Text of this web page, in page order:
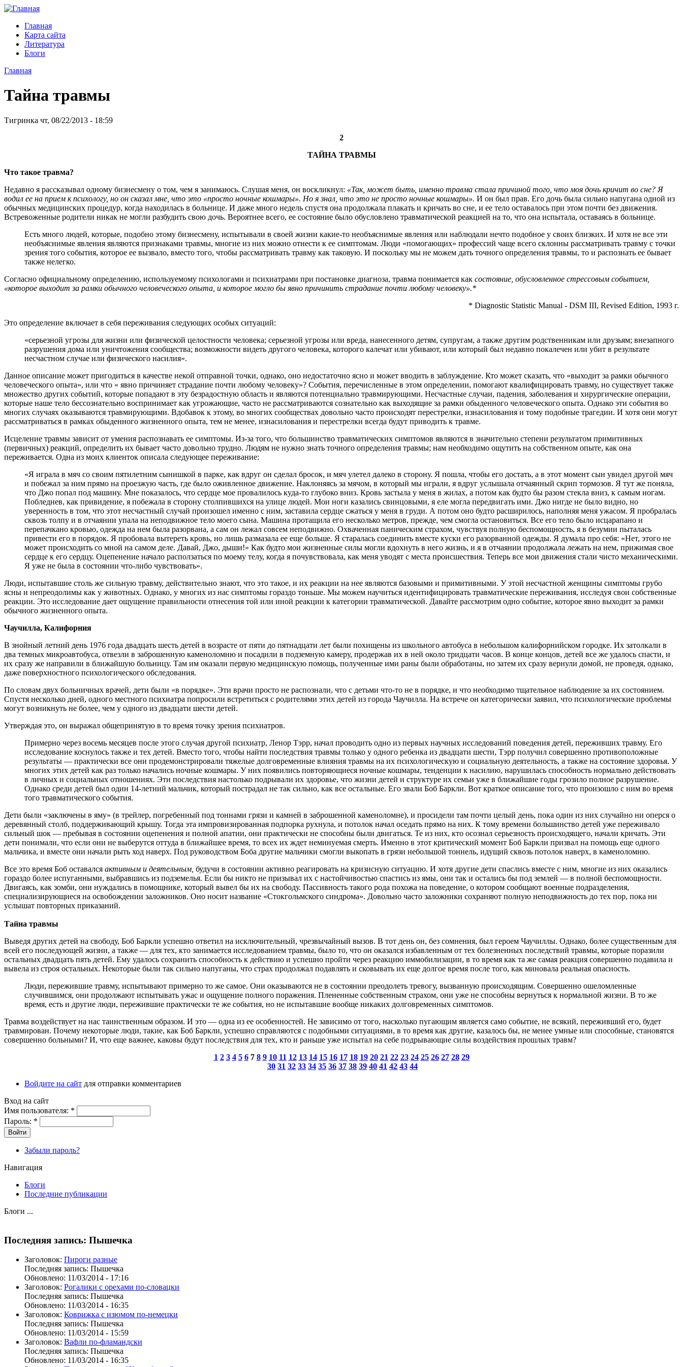
Главная
Карта сайта
Литература
Блоги
Главная
Тайна травмы
Тигринка чт, 08/22/2013 - 18:59
2
ТАЙНА ТРАВМЫ
Что такое травма?
Недавно я рассказывал одному бизнесмену о том, чем я занимаюсь. Слушая меня, он воскликнул: «Так, может быть, именно травма стала причиной того, что моя дочь кричит во сне? Я
водил ее на прием к психологу, но он сказал мне, что это «просто ночные кошмары». Но я знал, что это не просто ночные кошмары». И он был прав. Его дочь была сильно напугана одной из
обычных медицинских процедур, когда находилась в больнице. И даже много недель спустя она продолжала плакать и кричать во сне, и ее тело оставалось при этом почти без движения.
Встревоженные родители никак не могли разбудить свою дочь. Вероятнее всего, ее состояние было обусловлено травматической реакцией на то, что она испытала, оставаясь в больнице.
Есть много людей, которые, подобно этому бизнесмену, испытывали в своей жизни какие-то необъяснимые явления или наблюдали нечто подобное у своих близких. И хотя не все эти
необъяснимые явления являются признаками травмы, многие из них можно отнести к ее симптомам. Люди «помогающих» профессий чаще всего склонны рассматривать травму с точки
зрения того события, которое ее вызвало, вместо того, чтобы рассматривать травму как таковую. И поскольку мы не можем дать точного определения травмы, то и распознать ее бывает
также нелегко.
Согласно официальному определению, используемому психологами и психиатрами при постановке диагноза, травма понимается как состояние, обусловленное стрессовым событием,
«которое выходит за рамки обычного человеческого опыта, и которое могло бы явно причинить страдание почти любому человеку».*
* Diagnostic Statistic Manual - DSM III, Revised Edition, 1993 г.
Это определение включает в себя переживания следующих особых ситуаций:
«серьезной угрозы для жизни или физической целостности человека; серьезной угрозы или вреда, нанесенного детям, супругам, а также другим родственникам или друзьям; внезапного
разрушения дома или уничтожения сообщества; возможности видеть другого человека, которого калечат или убивают, или который был недавно покалечен или убит в результате
несчастном случае или физического насилия».
Данное описание может пригодиться в качестве некой отправной точки, однако, оно недостаточно ясно и может вводить в заблуждение. Кто может сказать, что «выходит за рамки обычного
человеческого опыта», или что « явно причиняет страдание почти любому человеку»? События, перечисленные в этом определении, помогают квалифицировать травму, но существует также
множество других событий, которые попадают в эту безрадостную область и являются потенциально травмирующими. Несчастные случаи, падения, заболевания и хирургические операции,
которые наше тело бессознательно воспринимает как угрожающие, часто не рассматриваются сознательно как выходящие за рамки обыденного человеческого опыта. Однако эти события во
многих случаях оказываются травмирующими. Вдобавок к этому, во многих сообществах довольно часто происходят перестрелки, изнасилования и тому подобные трагедии. И хотя они могут
рассматриваться в рамках обыденного жизненного опыта, тем не менее, изнасилования и перестрелки всегда будут приводить к травме.
Исцеление травмы зависит от умения распознавать ее симптомы. Из-за того, что большинство травматических симптомов являются в значительно степени результатом примитивных
(первичных) реакций, определить их бывает часто довольно трудно. Людям не нужно знать точного определения травмы; нам необходимо ощутить на собственном опыте, как она
переживается. Одна из моих клиенток описала следующее переживание:
«Я играла в мяч со своим пятилетним сынишкой в парке, как вдруг он сделал бросок, и мяч улетел далеко в сторону. Я пошла, чтобы его достать, а в этот момент сын увидел другой мяч
и побежал за ним прямо на проезжую часть, где было оживленное движение. Наклоняясь за мячом, в который мы играли, я вдруг услышала отчаянный скрип тормозов. Я тут же поняла,
что Джо попал под машину. Мне показалось, что сердце мое провалилось куда-то глубоко вниз. Кровь застыла у меня в жилах, а потом как будто бы разом стекла вниз, к самым ногам.
Побледнев, как привидение, я побежала в сторону столпившихся на улице людей. Мои ноги казались свинцовыми, я еле могла передвигать ими. Джо нигде не было видно, но
уверенность в том, что этот несчастный случай произошел именно с ним, заставила сердце сжаться у меня в груди. А потом оно будто расширилось, наполняя меня ужасом. Я пробралась
сквозь толпу и в отчаянии упала на неподвижное тело моего сына. Машина протащила его несколько метров, прежде, чем смогла остановиться. Все его тело было исцарапано и
перепачкано кровью, одежда на нем была разорвана, а сам он лежал совсем неподвижно. Охваченная паническим страхом, чувствуя полную беспомощность, я в безумии пыталась
привести его в порядок. Я пробовала вытереть кровь, но лишь размазала ее еще больше. Я старалась соединить вместе куски его разорванной одежды. Я думала про себя: «Нет, этого не
может происходить со мной на самом деле. Давай, Джо, дыши!» Как будто мои жизненные силы могли вдохнуть в него жизнь, и я в отчаянии продолжала лежать на нем, прижимая свое
сердце к его сердцу. Оцепенение начало расползаться по моему телу, когда я почувствовала, как меня уводят с места происшествия. Теперь все мои движения стали чисто механическими.
Я уже не была в состоянии что-либо чувствовать».
Люди, испытавшие столь же сильную травму, действительно знают, что это такое, и их реакции на нее являются базовыми и примитивными. У этой несчастной женщины симптомы грубо
ясны и непреодолимы как у животных. Однако, у многих из нас симптомы гораздо тоньше. Мы можем научиться идентифицировать травматические переживания, исследуя свои собственные
реакции. Это исследование дает ощущение правильности отнесения той или иной реакции к категории травматической. Давайте рассмотрим одно событие, которое явно выходит за рамки
обычного жизненного опыта.
Чаучилла, Калифорния
В знойный летний день 1976 года двадцать шесть детей в возрасте от пяти до пятнадцати лет были похищены из школьного автобуса в небольшом калифорнийском городке. Их затолкали в
два темных микроавтобуса, отвезли в заброшенную каменоломню и посадили в подземную камеру, продержав их в ней около тридцати часов. В конце концов, детей все же удалось спасти, и
их сразу же направили в ближайшую больницу. Там им оказали первую медицинскую помощь, полученные ими раны были обработаны, но затем их сразу вернули домой, не проведя, однако,
даже поверхностного психологического обследования.
По словам двух больничных врачей, дети были «в порядке». Эти врачи просто не распознали, что с детьми что-то не в порядке, и что необходимо тщательное наблюдение за их состоянием.
Спустя несколько дней, одного местного психиатра попросили встретиться с родителями этих детей из города Чаучилла. На встрече он категорически заявил, что психологические проблемы
могут возникнуть не более, чем у одного из двадцати шести детей.
Утверждая это, он выражал общепринятую в то время точку зрения психиатров.
Примерно через восемь месяцев после этого случая другой психиатр, Ленор Тэрр, начал проводить одно из первых научных исследований поведения детей, переживших травму. Его
исследование коснулось также и тех детей. Вместо того, чтобы найти последствия травмы только у одного ребенка из двадцати шести, Тэрр получил совершенно противоположные
результаты — практически все они продемонстрировали тяжелые долговременные влияния травмы на их психологическую и социальную деятельность, а также на состояние здоровья. У
многих этих детей как раз только начались ночные кошмары. У них появились повторяющиеся ночные кошмары, тенденции к насилию, нарушилась способность нормально действовать
в личных и социальных отношениях. Эти последствия настолько подрывали их здоровье, что жизни детей и структуре их семьи уже в ближайшие годы грозило полное разрушение.
Однако среди детей был один 14-летний мальчик, который пострадал не так сильно, как все остальные. Его звали Боб Баркли. Вот краткое описание того, что произошло с ним во время
того травматического события.
Дети были «заключены в яму» (в трейлер, погребенный под тоннами грязи и камней в заброшенной каменоломне), и просидели там почти целый день, пока один из них случайно ни оперся о
деревянный столб, поддерживающий крышу. Тогда эта импровизированная подпорка рухнула, и потолок начал оседать прямо на них. К тому времени большинство детей уже переживало
сильный шок — пребывая в состоянии оцепенения и полной апатии, они практически не способны были двигаться. Те из них, кто осознал серьезность происходящего, начали кричать. Эти
дети понимали, что если они не выберутся оттуда в ближайшее время, то всех их ждет неминуемая смерть. Именно в этот критический момент Боб Баркли призвал на помощь еще одного
мальчика, и вместе они начали рыть ход наверх. Под руководством Боба другие мальчики смогли выкопать в грязи небольшой тоннель, идущий сквозь потолок наверх, в каменоломню.
Все это время Боб оставался активным и деятельным, будучи в состоянии активно реагировать на кризисную ситуацию. И хотя другие дети спаслись вместе с ним, многие из них оказались
гораздо более испуганными, выбравшись из подземелья. Если бы никто не призывал их с настойчивостью спастись из ямы, они так и остались бы под землей — в полной беспомощности.
Двигаясь, как зомби, они нуждались в помощнике, который вывел бы их на свободу. Пассивность такого рода похожа на поведение, о котором сообщают военные подразделения,
специализирующиеся на освобождении заложников. Оно носит название «Стокгольмского синдрома». Довольно часто заложники сохраняют полную неподвижность до тех пор, пока ни
услышат повторных приказаний.
Тайна травмы
Выведя других детей на свободу, Боб Баркли успешно ответил на исключительный, чрезвычайный вызов. В тот день он, без сомнения, был героем Чаучиллы. Однако, более существенным для
всей его последующей жизни, а также — для тех, кто занимается исследованием травмы, было то, что он оказался избавленным от тех болезненных последствий травмы, которые поразили
остальных двадцать пять детей. Ему удалось сохранить способность к действию и успешно пройти через реакцию иммобилизации, в то время как та же самая реакция совершенно подавила и
вывела из строя остальных. Некоторые были так сильно напуганы, что страх продолжал подавлять и сковывать их еще долгое время после того, как миновала реальная опасность.
Люди, пережившие травму, испытывают примерно то же самое. Они оказываются не в состоянии преодолеть тревогу, вызванную происходящим. Совершенно ошеломленные
случившимся, они продолжают испытывать ужас и ощущение полного поражения. Плененные собственным страхом, они уже не способны вернуться к нормальной жизни. В то же
время, есть и другие люди, пережившие практически те же события, но не испытавшие вообще никаких долговременных симптомов.
Травма воздействует на нас таинственным образом. И это — одна из ее особенностей. Не зависимо от того, насколько пугающим является само событие, не всякий, переживший его, будет
травмирован. Почему некоторые люди, такие, как Боб Баркли, успешно справляются с подобными ситуациями, в то время как другие, казалось бы, не менее умные или способные, становятся
совершенно больными? И, что еще важнее, каковы будут последствия для тех, кто и раньше уже испытал на себе подрывающие силы воздействия прошлых травм?
1 2 3 4 5 67 8 9 10 11 12 13 14 15 16 17 18 19 20 21 22 23 24 25 26 27 28 29
30 31 32 33 34 35 36 37 38 39 40 41 42 43 44
Войдите на сайт для отправки комментариев
Вход на сайт
Имя пользователя: *
Пароль: *
Забыли пароль?
Навигация
Блоги
Последние публикации
Блоги ...
Последняя запись: Пышечка
Заголовок: Пироги разные
Последняя запись: Пышечка
Обновлено: 11/03/2014 - 17:16
Заголовок: Рогалики с орехами по-словацки
Последняя запись: Пышечка
Обновлено: 11/03/2014 - 16:35
Заголовок: Коврижка с изюмом по-немецки
Последняя запись: Пышечка
Обновлено: 11/03/2014 - 15:59
Заголовок: Вафли по-фламандски
Последняя запись: Пышечка
Обновлено: 11/03/2014 - 16:35